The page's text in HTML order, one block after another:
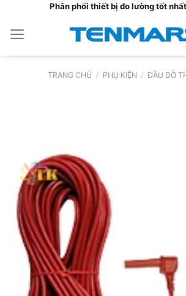
nội
dung
Phân phối thiết bị đo lường tốt
TRANG CHỦ / PHỤ KIỆN / ĐẦU DÒ